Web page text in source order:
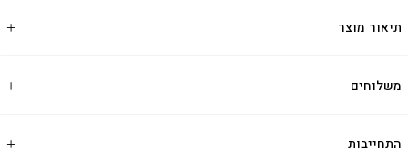
תיאור מוצר
משלוחים
התחייבות